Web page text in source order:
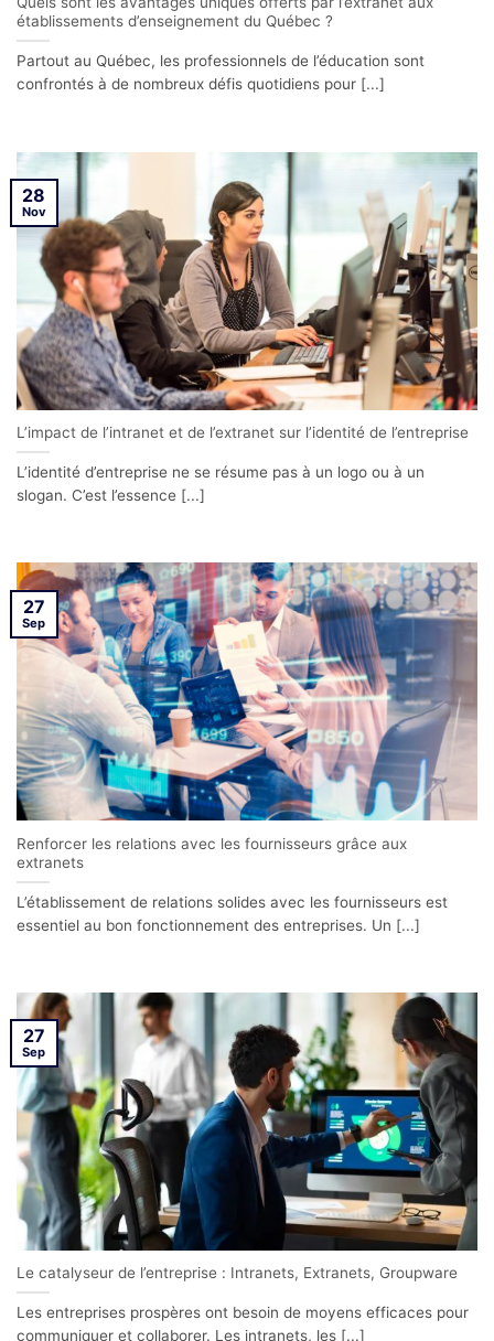
établissements d’enseignement du Québec ?
Partout au Québec, les professionnels de l’éducation sont
confrontés à de nombreux défis quotidiens pour [...]
L’impact de l’intranet et de l’extranet sur l’identité de l’entreprise
L’identité d’entreprise ne se résume pas à un logo ou à un
slogan. C’est l’essence [...]
28
Nov
Renforcer les relations avec les fournisseurs grâce aux
extranets
L’établissement de relations solides avec les fournisseurs est
essentiel au bon fonctionnement des entreprises. Un [...]
27
Sep
Le catalyseur de l’entreprise : Intranets, Extranets, Groupware
Les entreprises prospères ont besoin de moyens efficaces pour
communiquer et collaborer. Les intranets, les [...]
27
Sep